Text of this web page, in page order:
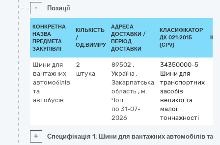
- Позиції
КОНКРЕТНА
НАЗВА
ПРЕДМЕТА
ЗАКУПІВЛІ
КІЛЬКІСТЬ
/
ОД.ВИМІРУ
АДРЕСА
ДОСТАВКИ /
ПЕРІОД
ДОСТАВКИ
КЛАСИФІКАТОР
ДК 021:2015
(CPV)
Шини для
вантажних
автомобілів
та
автобусів
2
штука
89502 ,
Україна ,
Закарпатська
область , м.
Чоп
по 31-07-
2026
34350000-5
Шини для
транспортних
засобів
великої та
малої
тоннажності
+ Специфікація 1: Шини для вантажних автомобілів та